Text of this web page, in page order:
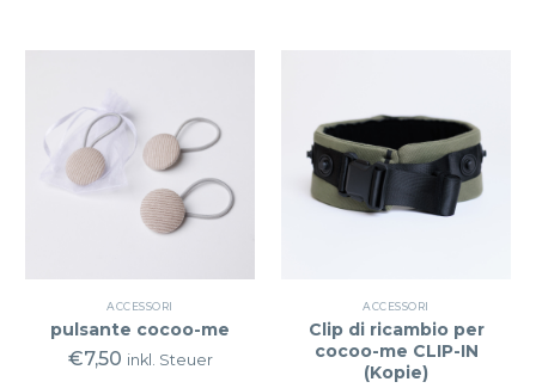
ACCESSORI
pulsante cocoo-me
€7,50 inkl. Steuer
ACCESSORI
Clip di ricambio per
cocoo-me CLIP-IN
(Kopie)